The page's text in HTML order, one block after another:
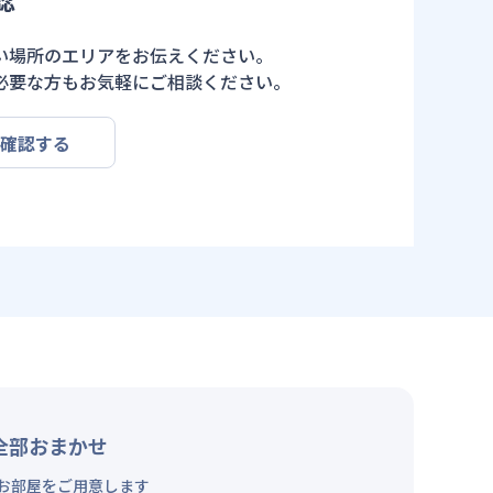
所のエリアをお伝えください。
な方もお気軽にご相談ください。
認する
部おまかせ
部屋をご用意します